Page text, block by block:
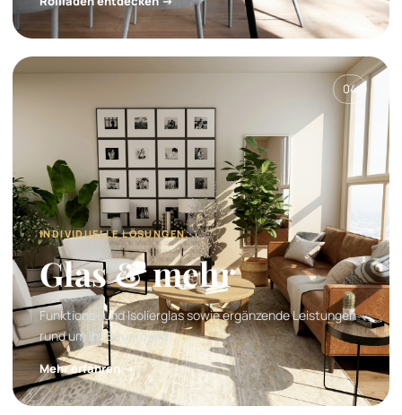
04
INDIVIDUELLE LÖSUNGEN.
Glas & mehr
Funktions- und Isolierglas sowie ergänzende Leistungen
rund um Ihr Bauprojekt.
Mehr erfahren →